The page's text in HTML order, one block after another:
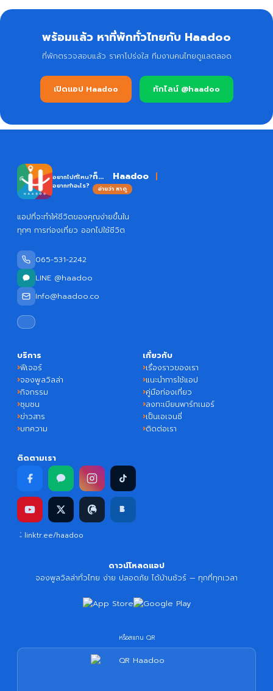
พร้อมแล้ว หาที่พักทั่วไทยกับ Haadoo
ที่พักตรวจสอบแล้ว ราคาโปร่งใส ทีมงานคนไทยดูแลตลอด
เปิดแอป Haadoo ทักไลน์ @haadoo
อยากไปที่ไหน?
อยากทำอะไร?
ก็... H
อ่านว่า หาดู
แอปที่จะทำให้ชีวิตของคุณง่ายขึ้นใน
ทุกๆ การท่องเที่ยว ออกไปใช้ชีวิต
065-531-2242
LINE @haadoo
Info@haadoo.co
บริการ
ฟีเจอร์
จองพูลวิลล่า
กิจกรรม
ชุมชน
ข่าวสาร
บทความ
เกี่ยวกับ
เรื่องราวของเรา
แนะนำการใช้แอป
คู่มือท่องเที่ยว
ลงทะเบียนพาร์ทเนอร์
เป็นเอเจนซี่
ติดต่อเรา
ติดตามเรา
linktr.ee/haadoo
ดาวน์โหลดแอป
จองพูลวิลล่าทั่วไทย ง่าย ปลอดภัย ได้บ้านชัวร์ — ทุกที่ทุกเวลา
หรือสแกน QR